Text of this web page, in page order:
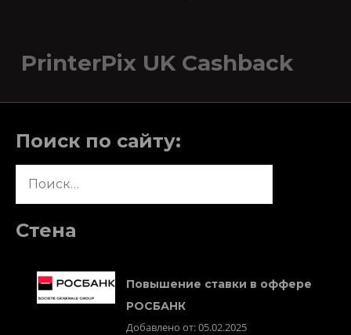
PrinterPix UK Cashback
Поиск по сайту:
Стена
Повышение ставки в оффере
РОСБАНК
Добавлено от: 05.02.2025